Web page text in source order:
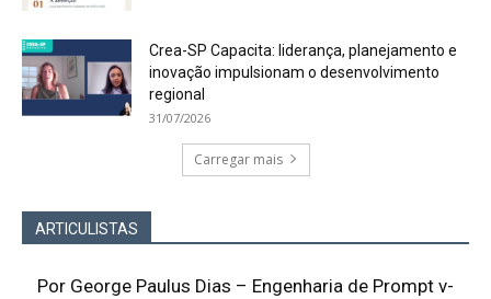
Crea-SP Capacita: liderança, planejamento e
inovação impulsionam o desenvolvimento
regional
31/07/2026
Carregar mais
ARTICULISTAS
Por George Paulus Dias – Engenharia de Prompt v-